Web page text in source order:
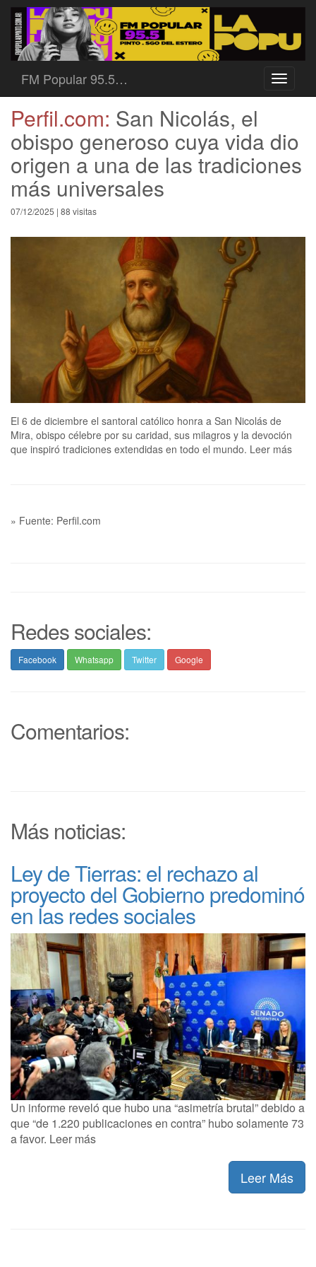
Toggle
FM Popular 95.5…
Perfil.com: San Nicolás, el
obispo generoso cuya vida dio
origen a una de las tradiciones
más universales
07/12/2025 | 88 visitas
El 6 de diciembre el santoral católico honra a San Nicolás de
Mira, obispo célebre por su caridad, sus milagros y la devoción
que inspiró tradiciones extendidas en todo el mundo. Leer más
» Fuente: Perfil.com
Redes sociales:
Facebook Whatsapp Twitter Google
Comentarios:
Más noticias:
Ley de Tierras: el rechazo al
proyecto del Gobierno predominó
en las redes sociales
Un informe reveló que hubo una “asimetría brutal” debido a
que “de 1.220 publicaciones en contra” hubo solamente 73
a favor. Leer más
Leer Más